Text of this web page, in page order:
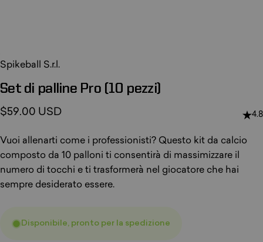
Spikeball S.r.l.
Set di palline Pro (10 pezzi)
$59.00 USD 4.8
Vuoi allenarti come i professionisti? Questo kit da calcio
composto da 10 palloni ti consentirà di massimizzare il
numero di tocchi e ti trasformerà nel giocatore che hai
sempre desiderato essere.
Disponibile, pronto per la spedizione